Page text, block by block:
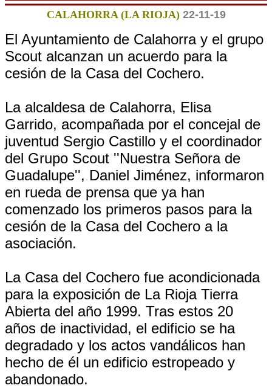
CALAHORRA (LA RIOJA) 22-11-19
El Ayuntamiento de Calahorra y el grupo
Scout alcanzan un acuerdo para la
cesión de la Casa del Cochero.
La alcaldesa de Calahorra, Elisa
Garrido, acompañada por el concejal de
juventud Sergio Castillo y el coordinador
del Grupo Scout ''Nuestra Señora de
Guadalupe'', Daniel Jiménez, informaron
en rueda de prensa que ya han
comenzado los primeros pasos para la
cesión de la Casa del Cochero a la
asociación.
La Casa del Cochero fue acondicionada
para la exposición de La Rioja Tierra
Abierta del año 1999. Tras estos 20
años de inactividad, el edificio se ha
degradado y los actos vandálicos han
hecho de él un edificio estropeado y
abandonado.